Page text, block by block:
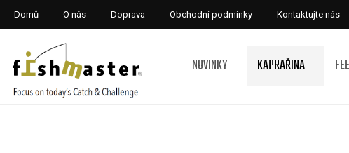
Domů O nás Doprava Obchodní podmínky Kontaktujte nás
NOVINKY KAPRAŘINA